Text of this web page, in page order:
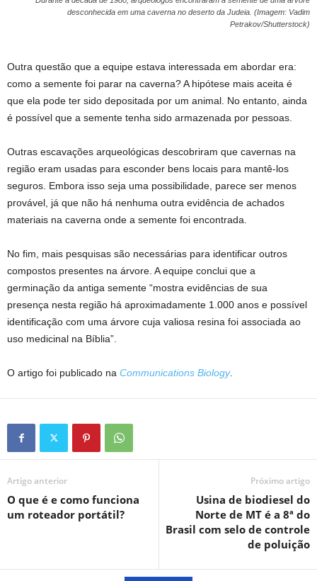
desconhecida em uma caverna no deserto da Judeia. (Imagem: Vadim
Petrakov/Shutterstock)
Outra questão que a equipe estava interessada em abordar era:
como a semente foi parar na caverna? A hipótese mais aceita é
que ela pode ter sido depositada por um animal. No entanto, ainda
é possível que a semente tenha sido armazenada por pessoas.
Outras escavações arqueológicas descobriram que cavernas na
região eram usadas para esconder bens locais para mantê-los
seguros. Embora isso seja uma possibilidade, parece ser menos
provável, já que não há nenhuma outra evidência de achados
materiais na caverna onde a semente foi encontrada.
No fim, mais pesquisas são necessárias para identificar outros
compostos presentes na árvore. A equipe conclui que a
germinação da antiga semente “mostra evidências de sua
presença nesta região há aproximadamente 1.000 anos e possível
identificação com uma árvore cuja valiosa resina foi associada ao
uso medicinal na Bíblia”.
O artigo foi publicado na Communications Biology.
Artigo anterior
O que é e como funciona
um roteador portátil?
Próximo artigo
Usina de biodiesel do
Norte de MT é a 8ª do
Brasil com selo de controle
de poluição